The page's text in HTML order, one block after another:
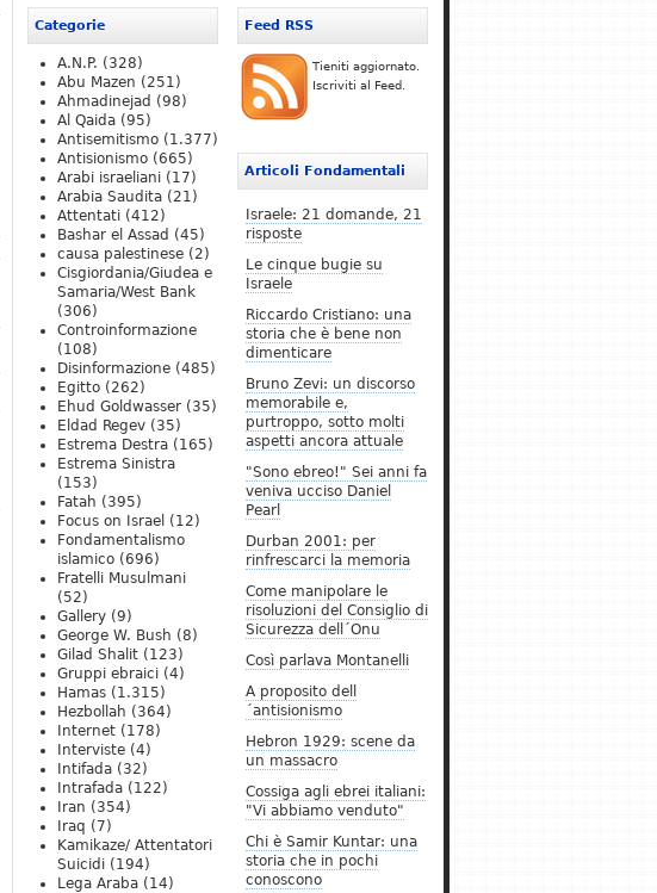
Feed RSS
Tieniti aggiornato.
Iscriviti al Feed.
Articoli Fondamentali
Israele: 21 domande, 21
risposte
Le cinque bugie su
Israele
Riccardo Cristiano: una
storia che è bene non
dimenticare
Bruno Zevi: un discorso
memorabile e,
purtroppo, sotto molti
aspetti ancora attuale
"Sono ebreo!" Sei anni fa
veniva ucciso Daniel
Pearl
Durban 2001: per
rinfrescarci la memoria
Come manipolare le
risoluzioni del Consiglio di
Sicurezza dell´Onu
Così parlava Montanelli
A proposito dell
´antisionismo
Hebron 1929: scene da
un massacro
Cossiga agli ebrei italiani:
"Vi abbiamo venduto"
Chi è Samir Kuntar: una
storia che in pochi
conoscono
Categorie
A.N.P. (328)
Abu Mazen (251)
Ahmadinejad (98)
Al Qaida (95)
Antisemitismo (1.377)
Antisionismo (665)
Arabi israeliani (17)
Arabia Saudita (21)
Attentati (412)
Bashar el Assad (45)
causa palestinese (2)
Cisgiordania/Giudea e
Samaria/West Bank
(306)
Controinformazione
(108)
Disinformazione (485)
Egitto (262)
Ehud Goldwasser (35)
Eldad Regev (35)
Estrema Destra (165)
Estrema Sinistra
(153)
Fatah (395)
Focus on Israel (12)
Fondamentalismo
islamico (696)
Fratelli Musulmani
(52)
Gallery (9)
George W. Bush (8)
Gilad Shalit (123)
Gruppi ebraici (4)
Hamas (1.315)
Hezbollah (364)
Internet (178)
Interviste (4)
Intifada (32)
Intrafada (122)
Iran (354)
Iraq (7)
Kamikaze/ Attentatori
Suicidi (194)
Lega Araba (14)